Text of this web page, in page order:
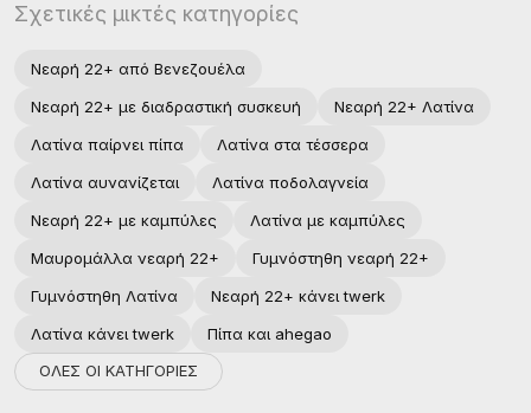
Σχετικές μικτές κατηγορίες
Νεαρή 22+ από Βενεζουέλα
Νεαρή 22+ με διαδραστική συσκευή
Νεαρή 22+ Λατίνα
Λατίνα παίρνει πίπα
Λατίνα στα τέσσερα
Λατίνα αυνανίζεται
Λατίνα ποδολαγνεία
Νεαρή 22+ με καμπύλες
Λατίνα με καμπύλες
Μαυρομάλλα νεαρή 22+
Γυμνόστηθη νεαρή 22+
Γυμνόστηθη Λατίνα
Νεαρή 22+ κάνει twerk
Λατίνα κάνει twerk
Πίπα και ahegao
ΟΛΕΣ ΟΙ ΚΑΤΗΓΟΡΙΕΣ